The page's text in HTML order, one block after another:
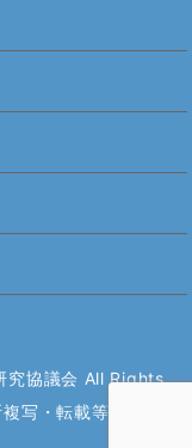
協議会 All Rights
写・転載等を禁じま